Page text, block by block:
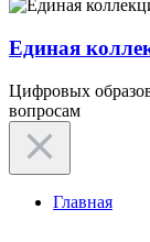
Единая
Цифровых
вопросам
Главная